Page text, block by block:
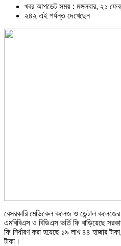
খবর আপডেট সময় : মঙ্গলবার, ২১
২৪২ এই পর্যন্ত দেখেছেন
বেসরকারি মেডিকেল কলেজ ও ডেন্টাল
এমবিবিএস ও বিডিএস ভর্তি ফি বাড়িয়েছে
ফি নির্ধারণ করা হয়েছে ১৯ লাখ ৪৪ হাজার
টাকা।